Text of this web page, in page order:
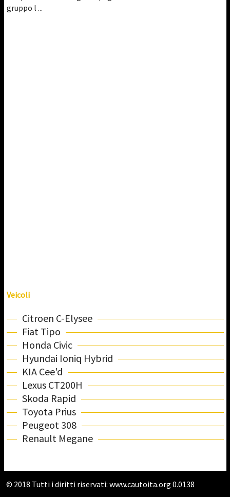
gruppo l ...
Veicoli
Citroen C-Elysee
Fiat Tipo
Honda Civic
Hyundai Ioniq Hybrid
KIA Cee'd
Lexus CT200H
Skoda Rapid
Toyota Prius
Peugeot 308
Renault Megane
© 2018 Tutti i diritti riservati:www.cautoita.org 0.0138